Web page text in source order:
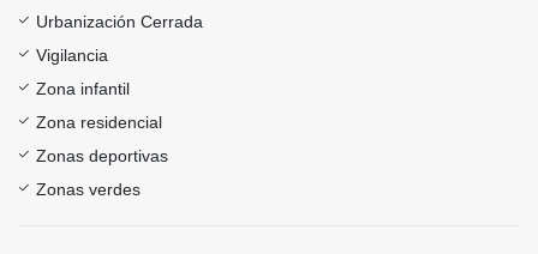
Urbanización Cerrada
Vigilancia
Zona infantil
Zona residencial
Zonas deportivas
Zonas verdes